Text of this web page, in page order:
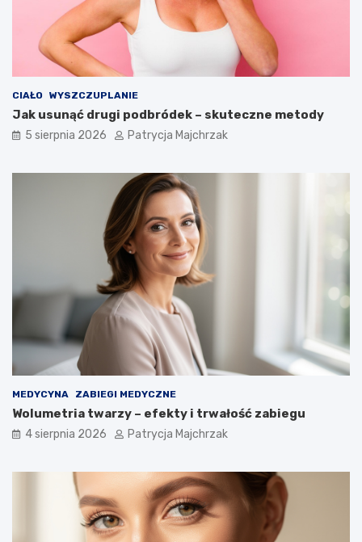
CIAŁO WYSZCZUPLANIE
Jak usunąć drugi podbródek – skuteczne metody
5 sierpnia 2026 Patrycja Majchrzak
MEDYCYNA ZABIEGI MEDYCZNE
Wolumetria twarzy – efekty i trwałość zabiegu
4 sierpnia 2026 Patrycja Majchrzak